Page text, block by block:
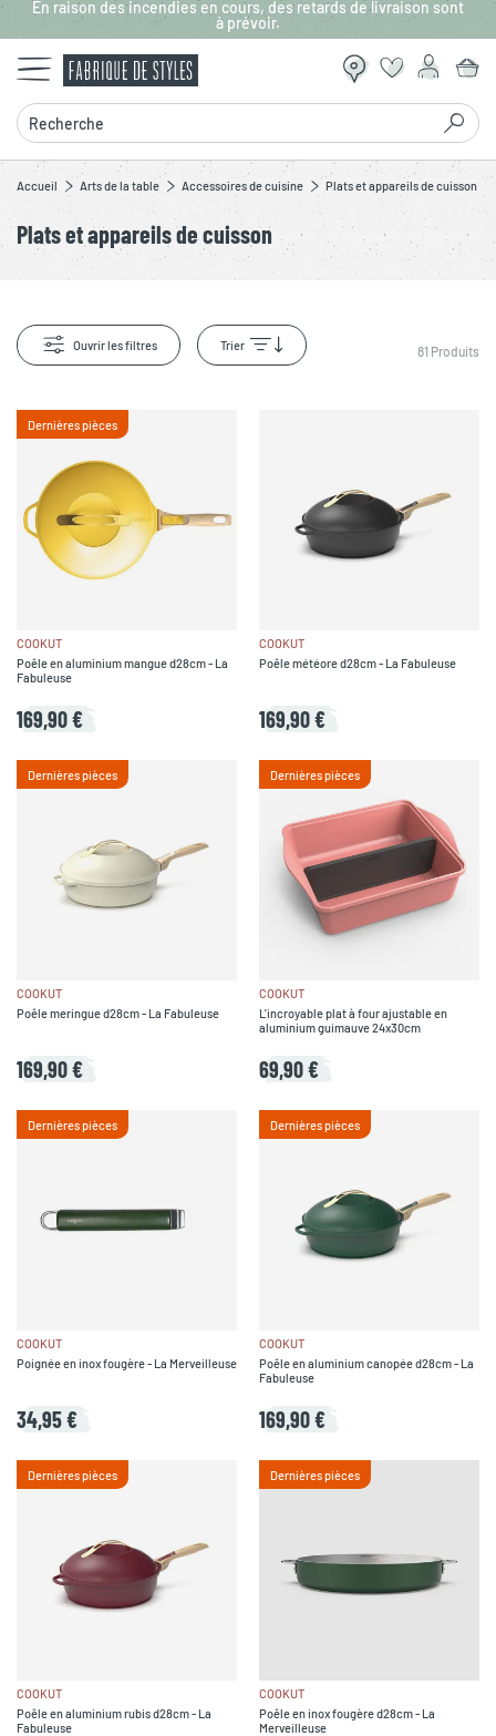
Aller au contenu principal
En raison des incendies en cours, des retards de livraison sont
à prévoir.
Recherche
Accueil Arts de la table Accessoires de cuisine Plats et appareils de cuisson
Plats et appareils de cuisson
Ouvrir les filtres Trier 81 Produits
Dernières pièces
COOKUT
Poêle en aluminium mangue d28cm - La
Fabuleuse
169,90 €
COOKUT
Poêle météore d28cm - La Fabuleuse
169,90 €
Dernières pièces
COOKUT
Poêle meringue d28cm - La Fabuleuse
169,90 €
Dernières pièces
COOKUT
L'incroyable plat à four ajustable en
aluminium guimauve 24x30cm
69,90 €
Dernières pièces
COOKUT
Poignée en inox fougère - La Merveilleuse
34,95 €
Dernières pièces
COOKUT
Poêle en aluminium canopée d28cm - La
Fabuleuse
169,90 €
Dernières pièces
COOKUT
Poêle en aluminium rubis d28cm - La
Fabuleuse
Dernières pièces
COOKUT
Poêle en inox fougère d28cm - La
Merveilleuse